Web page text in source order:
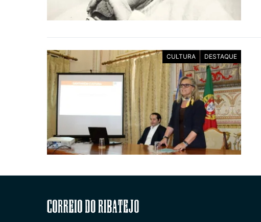
CULTURA DESTAQUE
Correio do Ribatejo